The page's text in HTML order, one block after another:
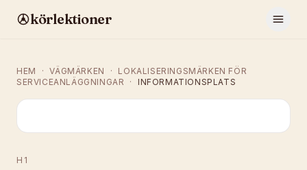
körlektioner
HEM · VÄGMÄRKEN ·
LOKALISERINGSMÄRKEN FÖR
SERVICEANLÄGGNINGAR
· INFORMATIONSPLATS
H1